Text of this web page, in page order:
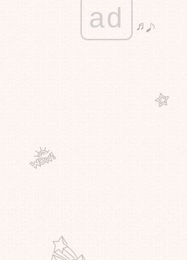
เริ่มต้นกันอีกรอบad